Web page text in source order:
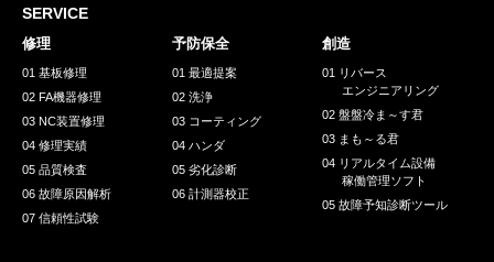
GREEN CHALLENGE
環境への取り組み
お問い合わせ 発送先
SERVICE
修理
01 基板修理
02 FA機器修理
03 NC装置修理
04 修理実績
05 品質検査
06 故障原因解析
07 信頼性試験
予防保全
01 最適提案
02 洗浄
03 コーティング
04 ハンダ
05 劣化診断
06 計測器校正
創造
01 リバース
エンジニアリング
02 盤盤冷ま～す君
03 まも～る君
04 リアルタイム設備
稼働管理ソフト
05 故障予知診断ツール